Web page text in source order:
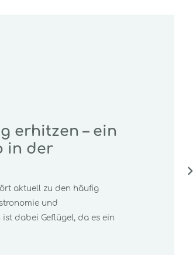
erhitzen – ein
in der
aktuell zu den häufig
und
dabei Geflügel, da es ein